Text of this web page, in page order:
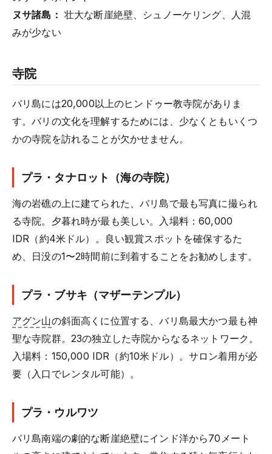
ヌサ諸島： 壮大な断崖絶壁、シュノーケリング、人混
みが少ない
寺院
バリ島には20,000以上のヒンドゥー教寺院がありま
す。バリの文化を理解するためには、少なくともいくつ
かの寺院を訪れることが欠かせません。
プラ・タナロット（海の寺院）
海の岩礁の上に建てられた、バリ島で最も写真に撮られ
る寺院。夕暮れ時が最も美しい。入場料：60,000
IDR（約4米ドル）。良い観賞スポットを確保するた
め、日没の1〜2時間前に到着することをお勧めします。
プラ・ブサキ（マザーテンプル）
アグン山の斜面高くに位置する、バリ島最大かつ最も神
聖な寺院群。23の独立した寺院からなるネットワーク。
入場料：150,000 IDR（約10米ドル）。サロン着用が必
要（入口でレンタル可能）。
プラ・ウルワツ
バリ島南端の劇的な断崖絶壁にインド洋から70メート